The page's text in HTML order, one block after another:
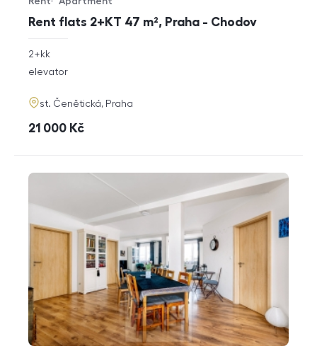
Rent flats 2+KT 47 m², Praha - Chodov
Offer type
Property type
rozměry
disposition
2+kk
funkce
elevator
adresa
st. Čenětická, Praha
cena
21 000 Kč